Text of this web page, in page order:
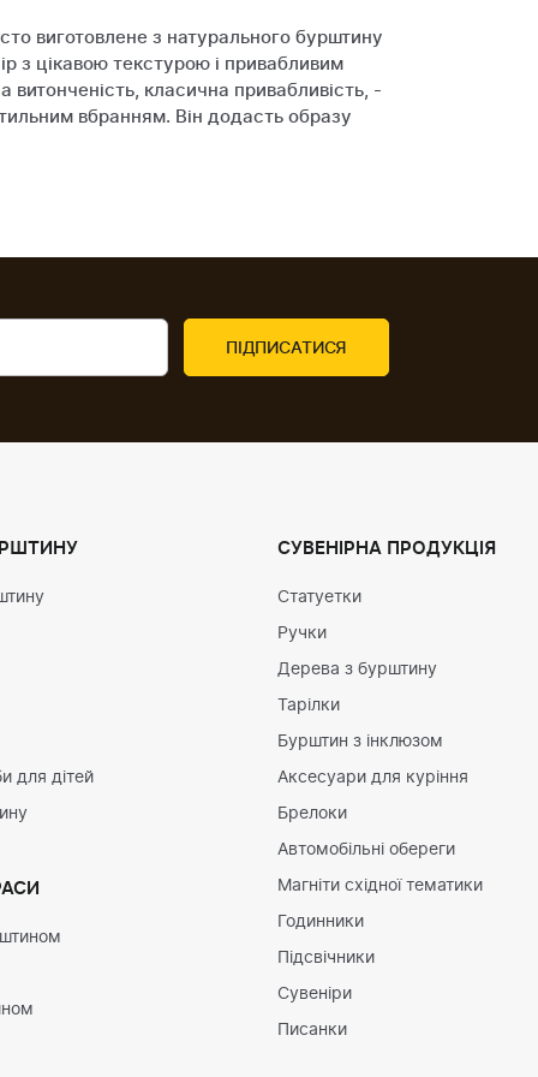
виготовлене з натурального бурштину
з цікавою текстурою і привабливим
класична привабливість, -
вбранням. Він додасть образу
для дітей
СУВЕНІРНА ПРОДУКЦІЯ
Статуетки
Ручки
Дерева з бурштину
Тарілки
Бурштин з інклюзом
Аксесуари для куріння
Брелоки
Автомобільні обереги
Магніти східної тематики
Годинники
Підсвічники
Сувеніри
Писанки